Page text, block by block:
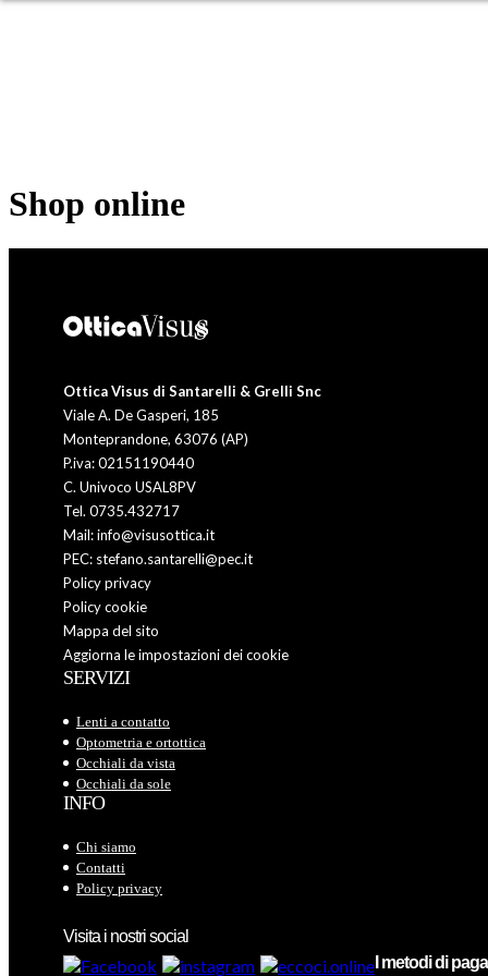
Shop online
Ottica Visus di Santarelli & Grelli Snc
Viale A. De Gasperi, 185
Monteprandone, 63076 (AP)
P.iva: 02151190440
C. Univoco USAL8PV
Tel. 0735.432717
Mail: info@visusottica.it
PEC: stefano.santarelli@pec.it
Policy privacy
Policy cookie
Mappa del sito
Aggiorna le impostazioni dei cookie
SERVIZI
Lenti a contatto
Optometria e ortottica
Occhiali da vista
Occhiali da sole
INFO
Chi siamo
Contatti
Policy privacy
Visita i nostri social
I metodi di